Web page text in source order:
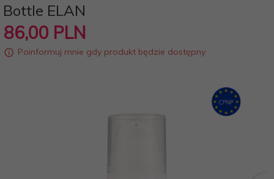
Bottle ELAN
86,00 PLN
Poinformuj mnie gdy produkt będzie dostępny